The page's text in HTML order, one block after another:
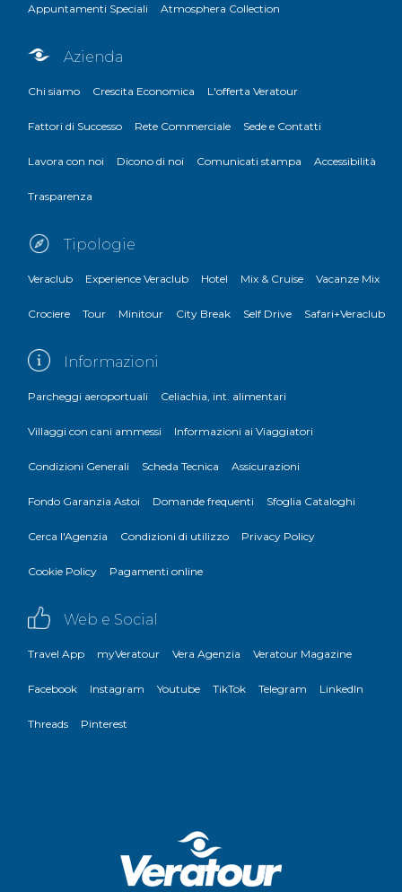
Appuntamenti Speciali Atmosphera Collection
Azienda
Chi siamo Crescita Economica L'offerta Veratour
Fattori di Successo Rete Commerciale Sede e Contatti
Lavora con noi Dicono di noi Comunicati stampa Accessibilità
Trasparenza
Tipologie
Veraclub Experience Veraclub Hotel Mix & Cruise Vacanze Mix
Crociere Tour Minitour City Break Self Drive Safari+Veraclub
Informazioni
Parcheggi aeroportuali Celiachia, int. alimentari
Villaggi con cani ammessi Informazioni ai Viaggiatori
Condizioni Generali Scheda Tecnica Assicurazioni
Fondo Garanzia Astoi Domande frequenti Sfoglia Cataloghi
Cerca l'Agenzia Condizioni di utilizzo Privacy Policy
Cookie Policy Pagamenti online
Web e Social
Travel App myVeratour Vera Agenzia Veratour Magazine
Facebook Instagram Youtube TikTok Telegram LinkedIn
Threads Pinterest